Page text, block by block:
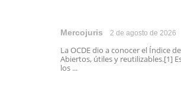
Mercojuris 2 de agosto de 2026
La OCDE dio a conocer el Índice
Abiertos, útiles y reutilizables.[1]
los ...